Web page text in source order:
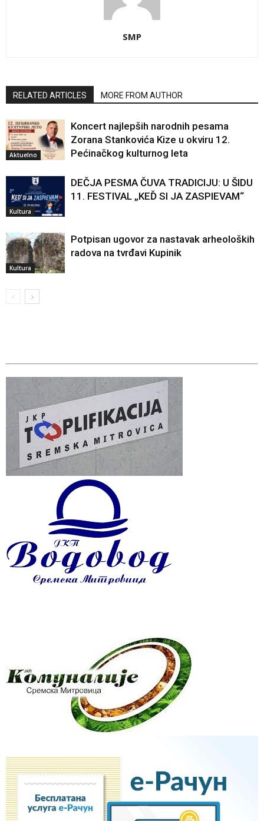
SMP
RELATED ARTICLES MORE FROM AUTHOR
Aktuelno
Koncert najlepših narodnih pesama
Zorana Stankovića Kize u okviru 12.
Pećinačkog kulturnog leta
Kultura
DEČJA PESMA ČUVA TRADICIJU: U ŠIDU
11. FESTIVAL „KEĎ SI JA ZASPIEVAM“
Kultura
Potpisan ugovor za nastavak arheoloških
radova na tvrđavi Kupinik